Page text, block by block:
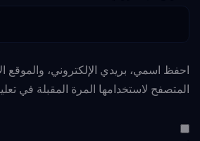
احفظ اسمي، بريدي الإلكتروني، والموقع
المتصفح لاستخدامها المرة المقبلة في